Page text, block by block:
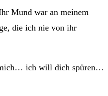
Mund war an meinem
die ich nie von ihr
ich will dich spüren…